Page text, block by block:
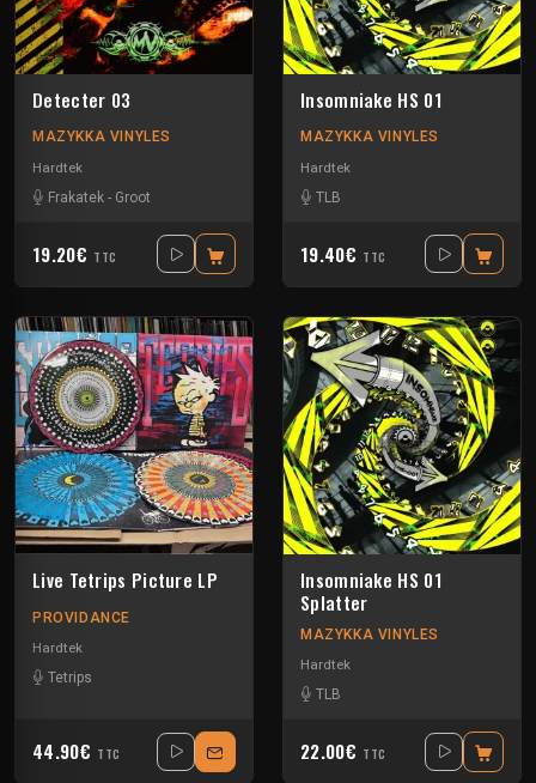
Detecter 03
MAZYKKA VINYLES
Hardtek
Frakatek - Groot
19.20€ TTC
Insomniake HS 01
MAZYKKA VINYLES
Hardtek
TLB
19.40€ TTC
Live Tetrips Picture LP
PROVIDANCE
Hardtek
Tetrips
44.90€ TTC
Insomniake HS 01
Splatter
MAZYKKA VINYLES
Hardtek
TLB
22.00€ TTC